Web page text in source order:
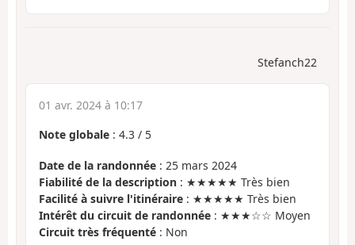
Stefanch22
01 avr. 2024 à 10:17
Note globale : 4.3 / 5
Date de la randonnée : 25 mars 2024
Fiabilité de la description : ★★★★★ Très bien
Facilité à suivre l'itinéraire : ★★★★★ Très bien
Intérêt du circuit de randonnée : ★★★☆☆ Moyen
Circuit très fréquenté : Non